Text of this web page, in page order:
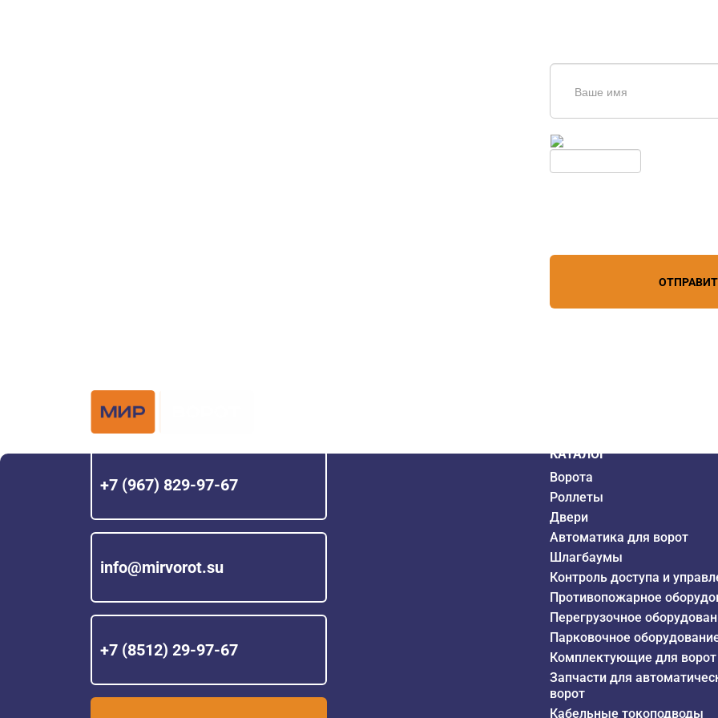
+7 (967) 829-97-67
info@mirvorot.su
+7 (8512) 29-97-67
КАТАЛОГ
Ворота
Роллеты
Двери
Автоматика для ворот
Шлагбаумы
Контроль доступа и
Противопожарное
Перегрузочное
Парковочное
Комплектующие для ворот
Запчасти для
ворот
Кабельные токоподводы